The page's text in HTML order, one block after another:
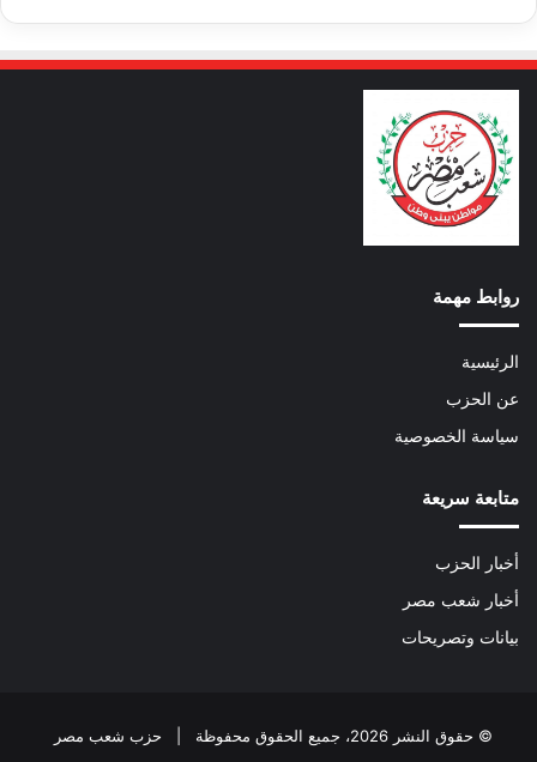
روابط مهمة
الرئيسية
عن الحزب
سياسة الخصوصية
متابعة سريعة
أخبار الحزب
أخبار شعب مصر
بيانات وتصريحات
© حقوق النشر 2026، جميع الحقوق محفوظة | حزب شعب مصر